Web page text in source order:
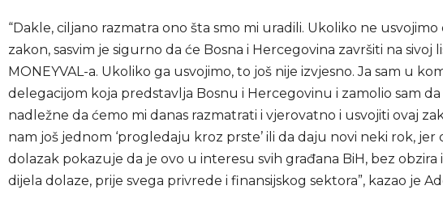
“Dakle, ciljano razmatra ono šta smo mi uradili. Ukoliko ne usvojimo
zakon, sasvim je sigurno da će Bosna i Hercegovina završiti na sivoj
MONEYVAL-a. Ukoliko ga usvojimo, to još nije izvjesno. Ja sam u
delegacijom koja predstavlja Bosnu i Hercegovinu i zamolio sam da
nadležne da ćemo mi danas razmatrati i vjerovatno i usvojiti ovaj
nam još jednom ‘progledaju kroz prste’ ili da daju novi neki rok, jer
dolazak pokazuje da je ovo u interesu svih građana BiH, bez obzira
dijela dolaze, prije svega privrede i finansijskog sektora”, kazao je